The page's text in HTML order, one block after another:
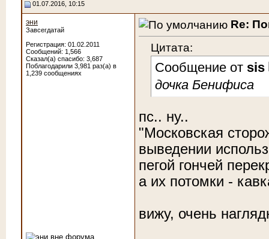
01.07.2016, 10:15
эни
Завсегдатай
Регистрация: 01.02.2011
Сообщений: 1,566
Сказал(а) спасибо: 3,687
Поблагодарили 3,981 раз(а) в
1,239 сообщениях
Re:
Цитата:
Сообщение от sis
дочка Бенифиса
пс.. ну..
"Московская
выведении
пегой гончей
а их потомки -
вижу, очень